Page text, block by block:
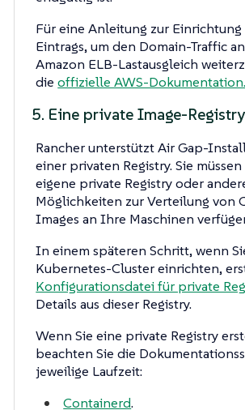
Für eine Anleitung zur Einrichtung
Eintrags, um den Domain-Traffic
Amazon ELB-Lastausgleich
dieoffizielle AWS-Dokumentation.
5. Eine private Image-
Rancher unterstützt Air Gap-
einer privaten Registry. Sie
eigene private Registry oder
Möglichkeiten zur Verteilung von
Images an Ihre Maschinen
In einem späteren Schritt, wenn
Kubernetes-Cluster einrichten,
Konfigurationsdatei für private
Details aus dieser Registry.
Wenn Sie eine private Registry
beachten Sie die
jeweilige Laufzeit:
Containerd.